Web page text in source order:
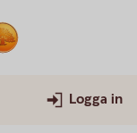
Logga in